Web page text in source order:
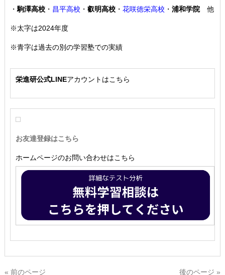
・ 駒澤高校・ 昌平高校 ・ 叡明高校・ 花咲徳栄高校 ・ 浦和学院他
※太字は2024年度
※青字は過去の別の学習塾での実績
栄進研公式LINEアカウントはこちら
お友達登録はこちら
ホームページのお問い合わせはこちら
« 前のページ 後のページ »